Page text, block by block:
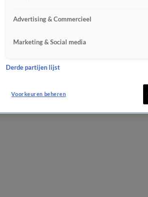
Advertising & Commercieel
Marketing & Social media
Derde partijen lijst
Voorkeuren beheren